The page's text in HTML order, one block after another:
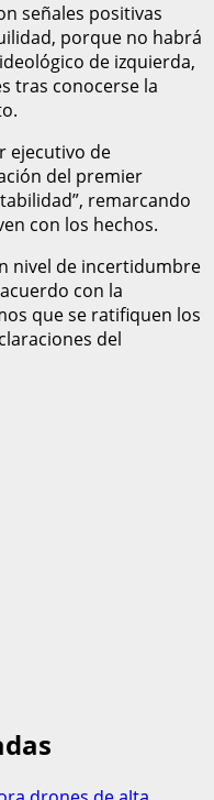
señales positivas
porque no habrá
de izquierda,
tras conocerse la
ejecutivo de
del premier
remarcando
con los hechos.
nivel de incertidumbre
con la
que se ratifiquen los
del